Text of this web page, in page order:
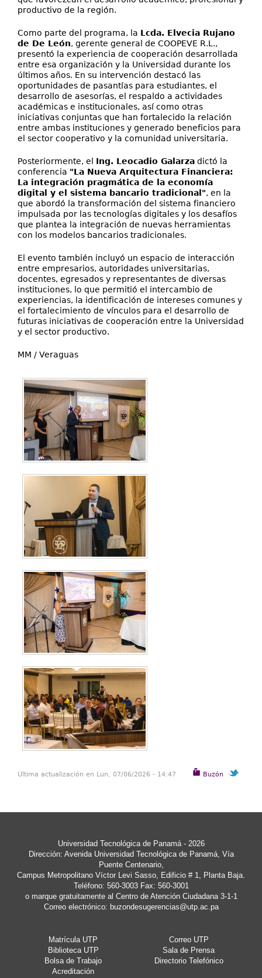
productivo de la región.
Como parte del programa, la Lcda. Elvecia Rujano
de De León, gerente general de COOPEVE R.L.,
presentó la experiencia de cooperación desarrollada
entre esa organización y la Universidad durante los
últimos años. En su intervención destacó las
oportunidades de pasantías para estudiantes, el
desarrollo de asesorías, el respaldo a actividades
académicas e institucionales, así como otras
iniciativas conjuntas que han fortalecido la relación
entre ambas instituciones y generado beneficios para
el sector cooperativo y la comunidad universitaria.
Posteriormente, el Ing. Leocadio Galarza dictó la
conferencia "La Nueva Arquitectura Financiera:
La integración pragmática de la economía
digital y el sistema bancario tradicional", en la
que abordó la transformación del sistema financiero
impulsada por las tecnologías digitales y los desafíos
que plantea la integración de nuevas herramientas
con los modelos bancarios tradicionales.
El evento también incluyó un espacio de interacción
entre empresarios, autoridades universitarias,
docentes, egresados y representantes de diversas
instituciones, lo que permitió el intercambio de
experiencias, la identificación de intereses comunes y
el fortalecimiento de vínculos para el desarrollo de
futuras iniciativas de cooperación entre la Universidad
y el sector productivo.
MM / Veraguas
Buzón
Última actualización en Lun, 07/06/2026 - 14:47
Universidad Tecnológica de Panamá - 2026
Dirección: Avenida Universidad Tecnológica de Panamá, Vía
Puente Centenario,
Campus Metropolitano Víctor Levi Sasso, Edificio # 1, Planta Baja.
Teléfono: 560-3003 Fax: 560-3001
o marque gratuitamente al Centro de Atención Ciudadana 3-1-1
Correo electrónico: buzondesugerencias@utp.ac.pa
Matrícula UTP
Correo UTP
Biblioteca UTP
Sala de Prensa
Bolsa de Trabajo
Directorio Telefónico
Acreditación